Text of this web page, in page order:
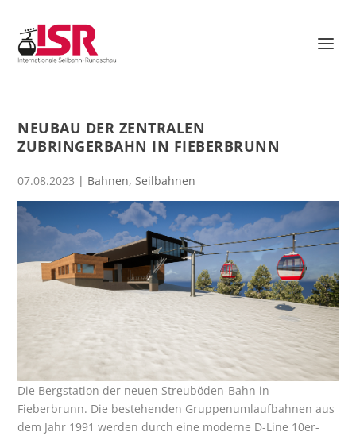
NEUBAU DER ZENTRALEN
ZUBRINGERBAHN IN FIEBERBRUNN
07.08.2023 | Bahnen,Seilbahnen
Die Bergstation der neuen Streuböden-Bahn in
Fieberbrunn. Die bestehenden Gruppenumlaufbahnen aus
dem Jahr 1991 werden durch eine moderne D-Line 10er-